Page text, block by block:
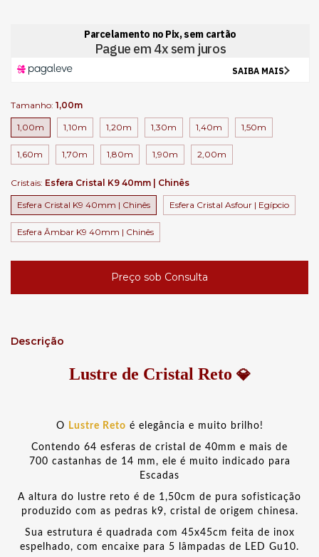
Tamanho: 1,00m
1,00m 1,10m 1,20m 1,30m 1,40m 1,50m
1,60m 1,70m 1,80m 1,90m 2,00m
Cristais: Esfera Cristal K9 40mm | Chinês
Esfera Cristal K9 40mm | Chinês Esfera Cristal Asfour | Egípcio
Esfera Âmbar K9 40mm | Chinês
Descrição
Lustre de Cristal Reto 💎
O Lustre Reto é elegância e muito brilho!
Contendo 64 esferas de cristal de 40mm e mais de
700 castanhas de 14 mm, ele é muito indicado para
Escadas
A altura do lustre reto é de 1,50cm de pura sofisticação
produzido com as pedras k9, cristal de origem chinesa.
Sua estrutura é quadrada com 45x45cm feita de inox
espelhado, com encaixe para 5 lâmpadas de LED Gu10.